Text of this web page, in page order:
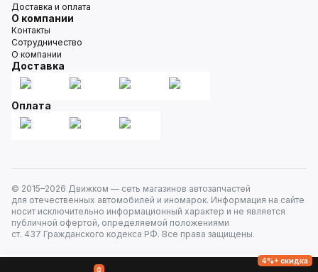
Доставка и оплата
О компании
Контакты
Сотрудничество
О компании
Доставка
Оплата
© 2015–2026 Движком — сеть магазинов автозапчастей
для отечественных автомобилей и иномарок. Информация на сайте
носит исключительно информационный характер и не является
публичной офертой, определяемой положениями
ст. 437 Гражданского кодекса РФ. Все права защищены.
0
4%+ скидка